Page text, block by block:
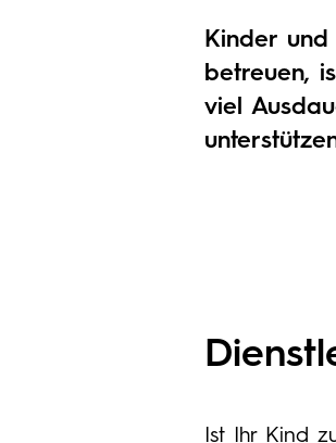
Kinder
betreuen,
viel
Ist Ihr Kind